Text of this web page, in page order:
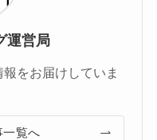
運営局
をお届けしていま
一覧へ